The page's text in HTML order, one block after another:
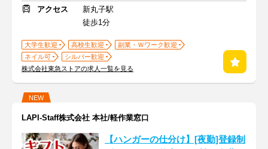
アクセス
新丸子駅
徒歩1分
大学生歓迎 高校生歓迎
副業・Ｗワーク歓迎
ネイル可
シルバー歓迎
株式会社東急ストアの求人一覧を見る
NEW
LAPI-Staff株式会社 本社/軽作業窓口
【ハンガーの仕分け】[夜勤]登録制